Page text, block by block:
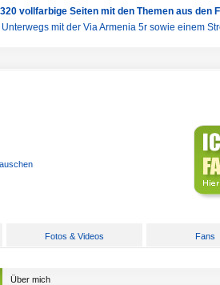
vollfarbige Seiten mit den Themen aus den
mit der Via Armenia 5r sowie einem
Fotos & Videos Fans
Über mich